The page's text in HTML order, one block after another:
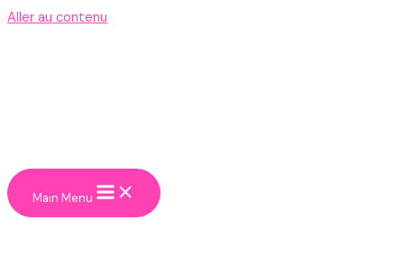
Aller au contenu
Main Menu